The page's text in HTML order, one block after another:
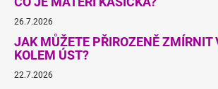
26.7.2026
JAK MŮŽETE PŘIROZENĚ ZMÍRNIT
KOLEM ÚST?
22.7.2026